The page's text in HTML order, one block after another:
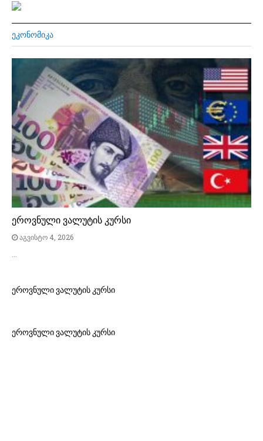
ᲔᲙᲝᲜᲝᲛᲘᲙᲐ
ეროვნული ვალუტის კურსი
აგვისტო 4, 2026
ეროვნული ვალუტის კურსი
ეროვნული ვალუტის კურსი